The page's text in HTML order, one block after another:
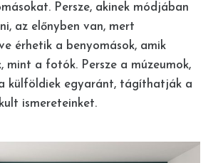
Persze, akinek módjában
az előnyben van, mert
érhetik a benyomások, amik
mint a fotók. Persze a múzeumok,
külföldiek egyaránt, tágíthatják a
ismereteinket.